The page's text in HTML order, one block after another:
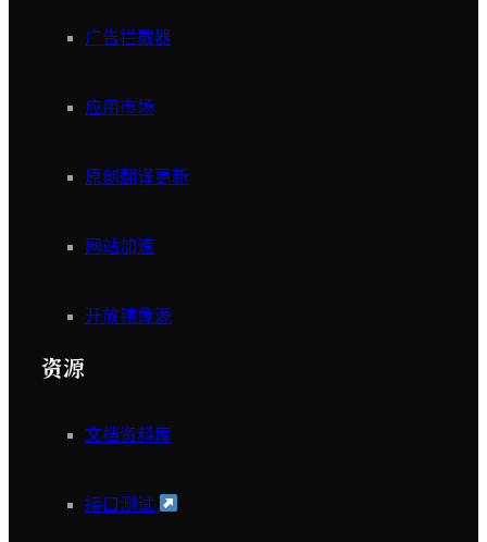
广告拦截器
应用市场
原创翻译更新
网站加速
开放镜像源
资源
文档资料库
接口测试